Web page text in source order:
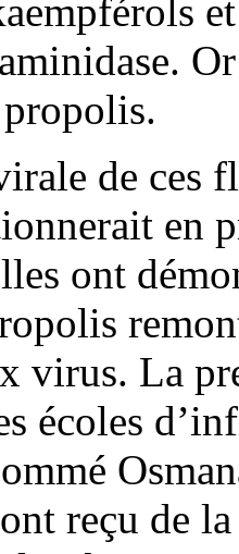
de ces
en
ont
virus. La
écoles
reçu de